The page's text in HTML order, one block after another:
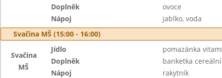
Doplněk
ovoce
Nápoj
jablko, voda
Svačina MŠ (15:00 - 16:00)
Svačina
MŠ
Jídlo
pomazánka
Doplněk
banketka cereální
Nápoj
rakytník